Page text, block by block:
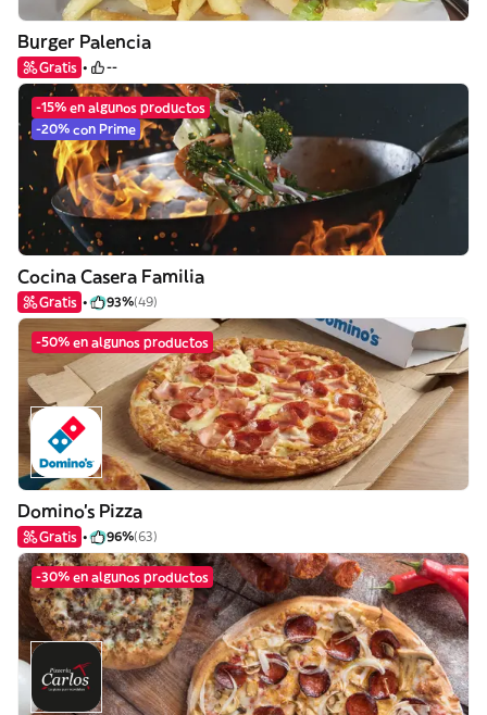
Burger Palencia
Gratis --
-15% en algunos productos
-20% con Prime
Cocina Casera Familia
Gratis 93%(49)
-50% en algunos productos
Domino's Pizza
Gratis 96%(63)
-30% en algunos productos